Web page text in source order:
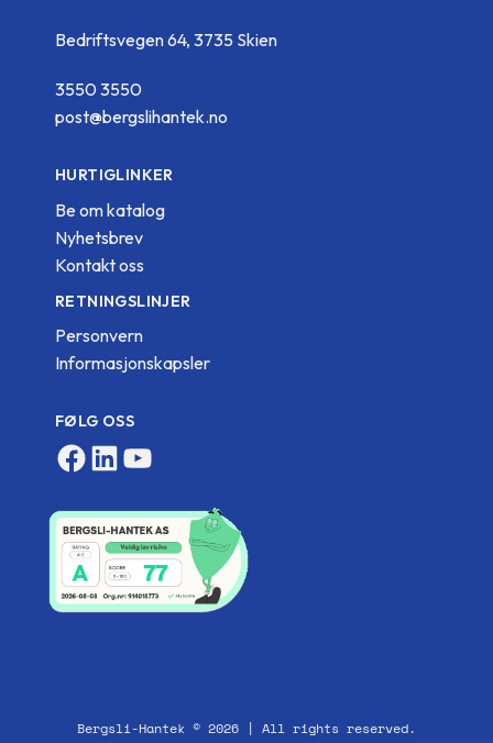
Bedriftsvegen 64, 3735 Skien
3550 3550
post@bergslihantek.no
HURTIGLINKER
Be om katalog
Nyhetsbrev
Kontakt oss
RETNINGSLINJER
Personvern
Informasjonskapsler
FØLG OSS
Facebook
LinkedIn
YouTube
Bergsli-Hantek © 2026 | All rights reserved.